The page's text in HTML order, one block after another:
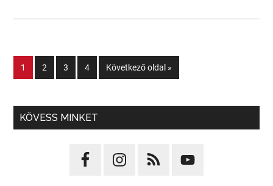
1 2 3 4 Következő oldal »
KÖVESS MINKET